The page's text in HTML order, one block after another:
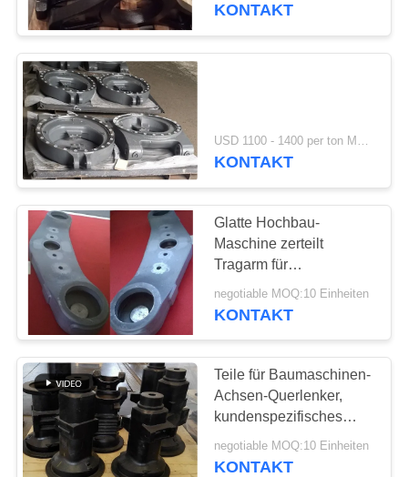
KONTAKT
USD 1100 - 1400 per ton MOQ:10 Einheiten
KONTAKT
Glatte Hochbau-
Maschine zerteilt
Tragarm für
Forstwirtschafts-Bahn-
Erntemaschinen
negotiable MOQ:10 Einheiten
KONTAKT
Teile für Baumaschinen-
Achsen-Querlenker,
kundenspezifisches
Roheisen der hohen
Qualität
negotiable MOQ:10 Einheiten
KONTAKT